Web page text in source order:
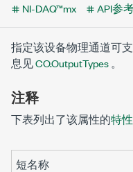
NI-DAQ™mx
API参
指定该设备物理通道可
息见CO.OutputTypes 。
注释
下表列出了该属性的特性
短名称